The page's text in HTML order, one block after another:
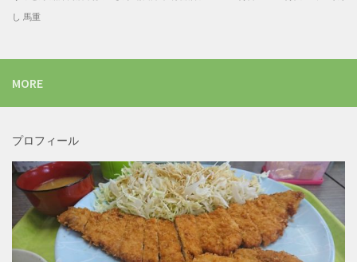
し 馬重
MORE
プロフィール